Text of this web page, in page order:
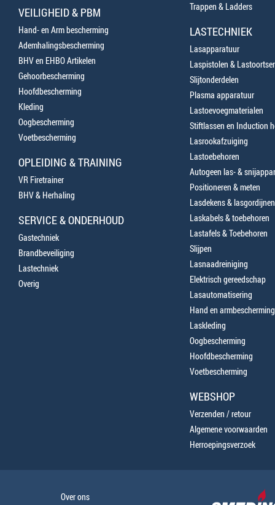
VEILIGHEID & PBM
Hand- en Arm bescherming
Ademhalingsbescherming
BHV en EHBO Artikelen
Gehoorbescherming
Hoofdbescherming
Kleding
Oogbescherming
Voetbescherming
OPLEIDING & TRAINING
VR Firetrainer
BHV & Herhaling
SERVICE & ONDERHOUD
Gastechniek
Brandbeveiliging
Lastechniek
Overig
Trappen & Ladders
LASTECHNIEK
Lasapparatuur
Laspistolen &
Slijtonderdelen
Plasma apparatuur
Lastoevoegmaterialen
Stiftlassen en Induction
Lasrookafzuiging
Lastoebehoren
Autogeen las- &
Positioneren & meten
Lasdekens & lasgordijnen
Laskabels & toebehoren
Lastafels & Toebehoren
Slijpen
Lasnaadreiniging
Elektrisch gereedschap
Lasautomatisering
Hand en armbescherming
Laskleding
Oogbescherming
Hoofdbescherming
Voetbescherming
WEBSHOP
Verzenden / retour
Algemene voorwaarden
Herroepingsverzoek
Over ons